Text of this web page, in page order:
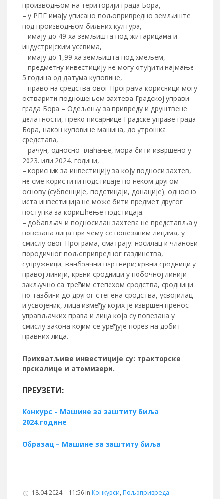
производњом на територији града Бора,
– у РПГ имају уписано пољопривредно земљиште
под производњом биљних култура,
– имају до 49 ха земљишта под житарицама и
индустријским усевима,
– имају до 1,99 ха земљишта под хмељем,
– предметну инвестицију не могу отуђити најмање
5 година од датума куповине,
– право на средства овог Програма корисници могу
остварити подношењем захтева Градској управи
града Бора – Одељењу за привреду и друштвене
делатности, преко писарнице Градске управе града
Бора, након куповине машина, до утрошка
средстава,
– рачун, односно плаћање, мора бити извршено у
2023. или 2024. години,
– корисник за инвестицију за коју подноси захтев,
не сме користити подстицаје по неком другом
основу (субвенције, подстицаји, донације), односно
иста инвестиција не може бити предмет другог
поступка за коришћење подстицаја.
– добављач и подносилац захтева не представљају
повезана лица при чему се повезаним лицима, у
смислу овог Програма, сматрају: носилац и чланови
породичног пољопривредног газдинства,
супружници, ванбрачни партнери; крвни сродници у
правој линији, крвни сродници у побочној линији
закључно са трећим степехом сродства, сродници
по тазбини до другог степена сродства, усвојилац
и усвојеник, лица између којих је извршен пренос
управљачких права и лица која су повезана у
смислу закона којим се уређује порез на добит
правних лица.
Прихватљиве инвестиције су: тракторске
прскалице и атомизери.
ПРЕУЗЕТИ:
Конкурс – Машине за заштиту биља
2024.године
Образац – Машине за заштиту биља
18.04.2024. - 11:56 in Конкурси,Пољопривреда